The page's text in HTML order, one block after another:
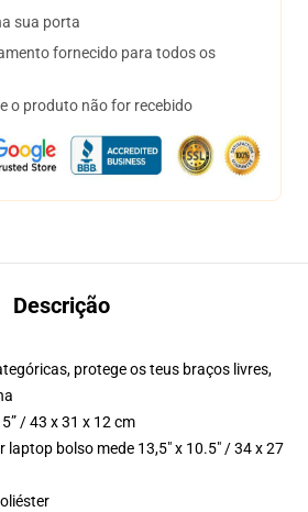
sua porta
fornecido para todos os
o produto não for recebido
Descrição
protege os teus braços livres,
/ 43 x 31 x 12 cm
bolso mede 13,5" x 10.5" / 34 x 27